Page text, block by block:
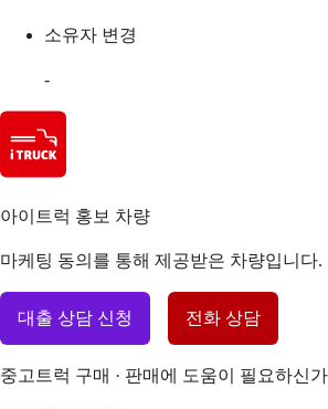
소유자 변경
-
아이트럭 홍보 차량
마케팅 동의를 통해 제공받은 차량입니다.
대출 상담 신청 전화 상담
중고트럭 구매 · 판매에 도움이 필요하신